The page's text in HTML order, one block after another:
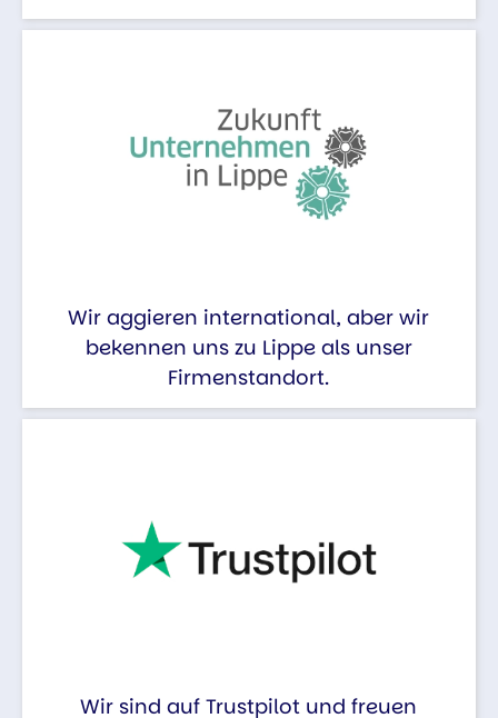
Wir aggieren international, aber wir
bekennen uns zu Lippe als unser
Firmenstandort.
Wir sind auf Trustpilot und freuen